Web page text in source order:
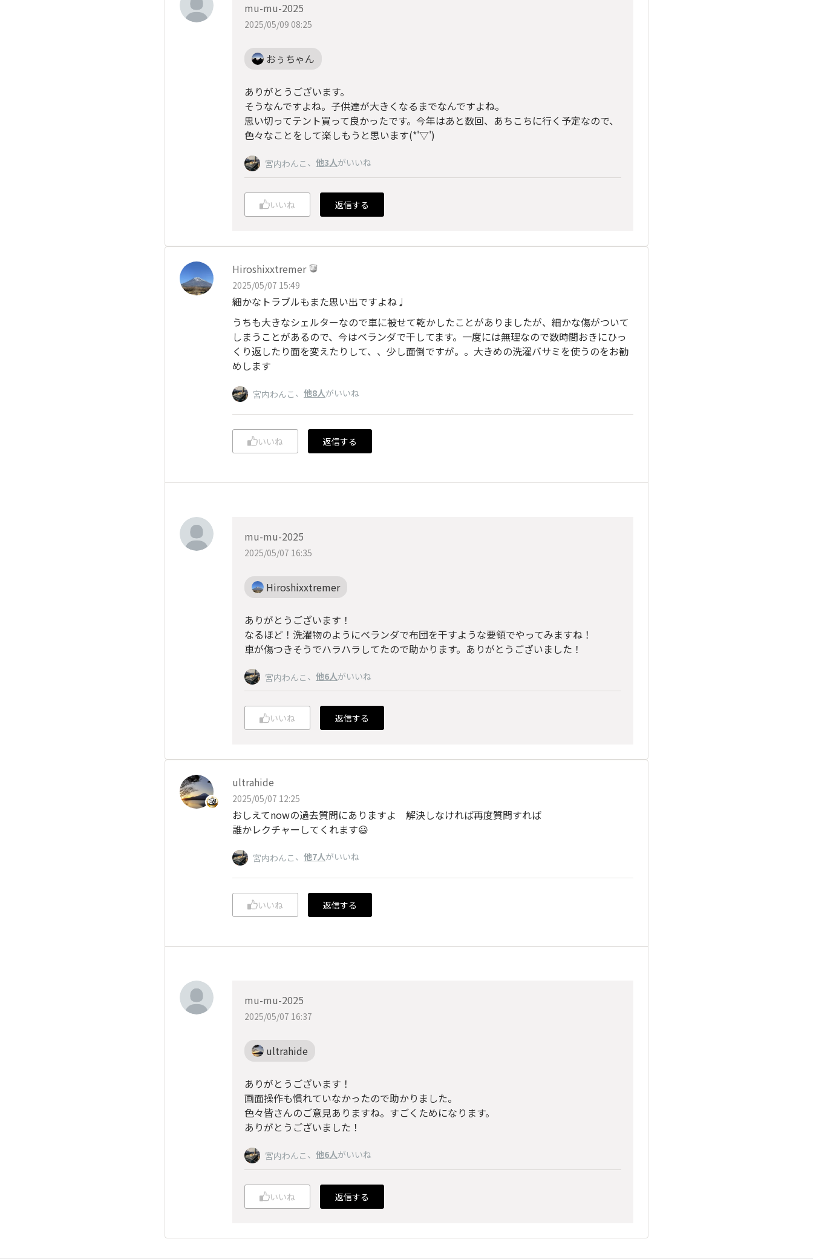
mu-mu-2025
2025/05/09 08:25
おぅちゃん
ありがとうございます。
そうなんですよね。子供達が大きくなるまでなんですよね。
思い切ってテント買って良かったです。今年はあと数回、あちこちに行く予定なので、
色々なことをして楽しもうと思います(*'▽')
宮内わんこ 、 他3人がいいね
いいね 返信する
Hiroshixxtremer
2025/05/07 15:49
細かなトラブルもまた思い出ですよね♩
うちも大きなシェルターなので車に被せて乾かしたことがありましたが、細かな傷がついて
しまうことがあるので、今はベランダで干してます。一度には無理なので数時間おきにひっ
くり返したり面を変えたりして、、少し面倒ですが。。大きめの洗濯バサミを使うのをお勧
めします
宮内わんこ 、 他8人がいいね
いいね 返信する
mu-mu-2025
2025/05/07 16:35
Hiroshixxtremer
ありがとうございます！
なるほど！洗濯物のようにベランダで布団を干すような要領でやってみますね！
車が傷つきそうでハラハラしてたので助かります。ありがとうございました！
宮内わんこ 、 他6人がいいね
いいね 返信する
ultrahide
2025/05/07 12:25
おしえてnowの過去質問にありますよ 解決しなければ再度質問すれば
誰かレクチャーしてくれます😃
宮内わんこ 、 他7人がいいね
いいね 返信する
mu-mu-2025
2025/05/07 16:37
ultrahide
ありがとうございます！
画面操作も慣れていなかったので助かりました。
色々皆さんのご意見ありますね。すごくためになります。
ありがとうございました！
宮内わんこ 、 他6人がいいね
いいね 返信する